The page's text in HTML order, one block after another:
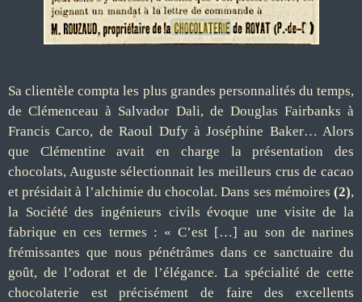
Sa clientèle compta les plus grandes personnalités du temps,
de Clémenceau à Salvador Dali, de Douglas Fairbanks à
Francis Carco, de Raoul Dufy à Joséphine Baker… Alors
que Clémentine avait en charge la présentation des
chocolats, Auguste sélectionnait les meilleurs crus de cacao
et présidait à l’alchimie du chocolat. Dans ses mémoires (2),
la Société des ingénieurs civils évoque une visite de la
fabrique en ces termes : « C’est […] au son de narines
frémissantes que nous pénétrâmes dans ce sanctuaire du
goût, de l’odorat et de l’élégance. La spécialité de cette
chocolaterie est précisément de faire des excellents